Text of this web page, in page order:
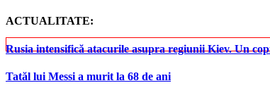
ACTUALITATE:
Rusia intensifică atacurile asupra regiunii Kiev. Un
Tatăl lui Messi a murit la 68 de ani